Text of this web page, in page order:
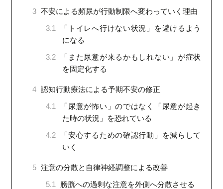
3 不安による頻尿が行動制限へ変わっていく理由
3.1
「トイレへ行けない状況」を避けるよう
になる
3.2
「また尿意が来るかもしれない」が症状
を固定化する
4 認知行動療法による予期不安の修正
4.1
「尿意が怖い」のではなく「尿意が起き
た時の状況」を恐れている
4.2
「安心するための確認行動」を減らして
いく
5 注意の分散と自律神経調整による改善
5.1
膀胱への過剰な注意を外側へ分散させる